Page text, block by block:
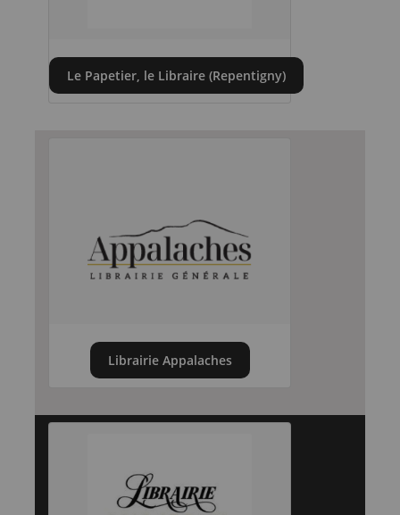
Le Papetier, le Libraire (Repentigny)
Librairie Appalaches